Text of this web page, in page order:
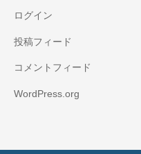
ログイン
投稿フィード
コメントフィード
WordPress.org